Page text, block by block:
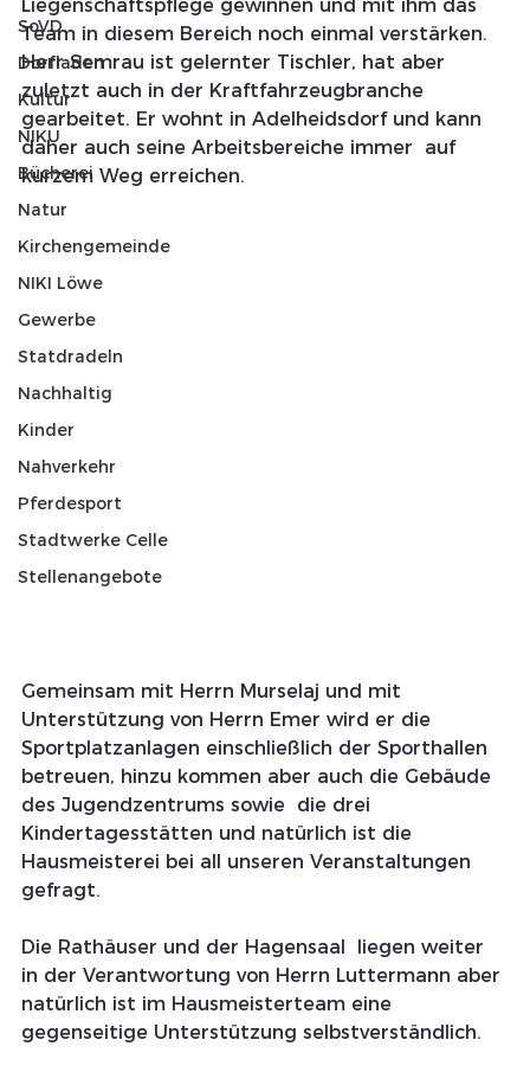
SoVD
Dorfladen
Kultur
NIKU
Bücherei
Natur
Kirchengemeinde
NIKI Löwe
Gewerbe
Statdradeln
Nachhaltig
Kinder
Nahverkehr
Pferdesport
Stadtwerke Celle
Stellenangebote
Liegenschaftspflege gewinnen und mit ihm das
Team in diesem Bereich noch einmal verstärken.
Herr Semrau ist gelernter Tischler, hat aber
zuletzt auch in der Kraftfahrzeugbranche
gearbeitet. Er wohnt in Adelheidsdorf und kann
daher auch seine Arbeitsbereiche immer  auf
kurzem Weg erreichen.
Gemeinsam mit Herrn Murselaj und mit
Unterstützung von Herrn Emer wird er die
Sportplatzanlagen einschließlich der Sporthallen
betreuen, hinzu kommen aber auch die Gebäude
des Jugendzentrums sowie  die drei
Kindertagesstätten und natürlich ist die
Hausmeisterei bei all unseren Veranstaltungen
gefragt.
Die Rathäuser und der Hagensaal  liegen weiter
in der Verantwortung von Herrn Luttermann aber
natürlich ist im Hausmeisterteam eine
gegenseitige Unterstützung selbstverständlich.